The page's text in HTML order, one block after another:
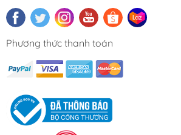
Phương thức thanh toán